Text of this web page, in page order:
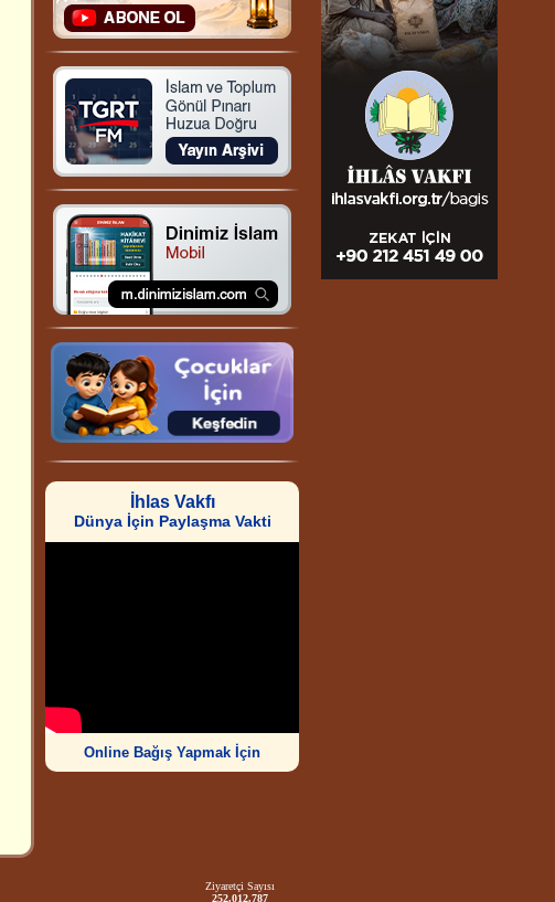
İhlas Vakfı
Dünya İçin Paylaşma Vakti
Online Bağış Yapmak İçin
Ziyaretçi Sayısı
252.012.787